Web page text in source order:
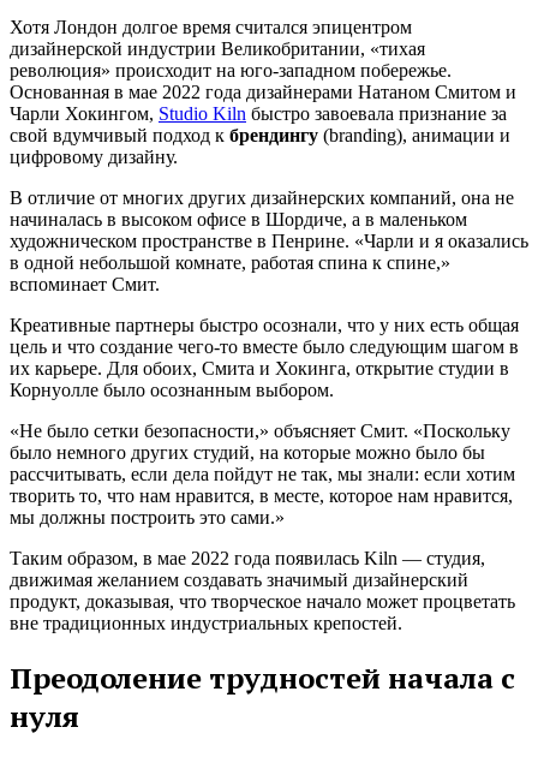
Хотя Лондон долгое время считался эпицентром
дизайнерской индустрии Великобритании, «тихая
революция» происходит на юго-западном побережье.
Основанная в мае 2022 года дизайнерами Натаном Смитом и
Чарли Хокингом, Studio Kiln быстро завоевала признание за
свой вдумчивый подход к брендингу (branding), анимации и
цифровому дизайну.
В отличие от многих других дизайнерских компаний, она не
начиналась в высоком офисе в Шордиче, а в маленьком
художническом пространстве в Пенрине. «Чарли и я оказались
в одной небольшой комнате, работая спина к спине,»
вспоминает Смит.
Креативные партнеры быстро осознали, что у них есть общая
цель и что создание чего-то вместе было следующим шагом в
их карьере. Для обоих, Смита и Хокинга, открытие студии в
Корнуолле было осознанным выбором.
«Не было сетки безопасности,» объясняет Смит. «Поскольку
было немного других студий, на которые можно было бы
рассчитывать, если дела пойдут не так, мы знали: если хотим
творить то, что нам нравится, в месте, которое нам нравится,
мы должны построить это сами.»
Таким образом, в мае 2022 года появилась Kiln — студия,
движимая желанием создавать значимый дизайнерский
продукт, доказывая, что творческое начало может процветать
вне традиционных индустриальных крепостей.
Преодоление трудностей начала с
нуля